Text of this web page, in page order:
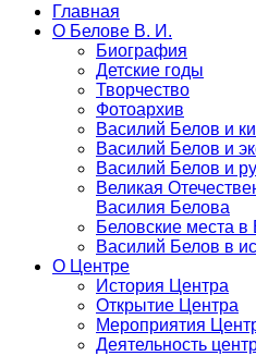
Главная
О Белове В. И.
Биография
Детские годы
Творчество
Фотоархив
Василий Белов и
Василий Белов и
Василий Белов и
Великая
Василия Белова
Беловские места в
Василий Белов в
О Центре
История Центра
Открытие Центра
Мероприятия
Деятельность